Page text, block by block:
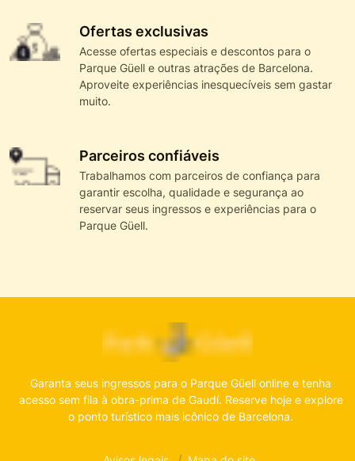
Ofertas exclusivas
Acesse ofertas especiais e descontos para o
Parque Güell e outras atrações de Barcelona.
Aproveite experiências inesquecíveis sem gastar
muito.
Parceiros confiáveis
Trabalhamos com parceiros de confiança para
garantir escolha, qualidade e segurança ao
reservar seus ingressos e experiências para o
Parque Güell.
Garanta seus ingressos para o Parque Güell online e tenha
acesso sem fila à obra-prima de Gaudí. Reserve hoje e explore
o ponto turístico mais icônico de Barcelona.